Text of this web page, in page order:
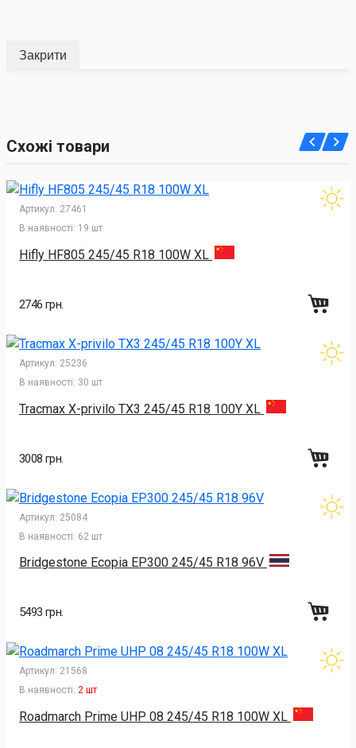
Закрити
Схожі товари
Артикул: 27461
В наявності: 19 шт
Hifly HF805 245/45 R18 100W XL
2746 грн.
Артикул: 25236
В наявності: 30 шт
Tracmax X-privilo TX3 245/45 R18 100Y XL
3008 грн.
Артикул: 25084
В наявності: 62 шт
Bridgestone Ecopia EP300 245/45 R18 96V
5493 грн.
Артикул: 21568
В наявності: 2 шт
Roadmarch Prime UHP 08 245/45 R18 100W XL